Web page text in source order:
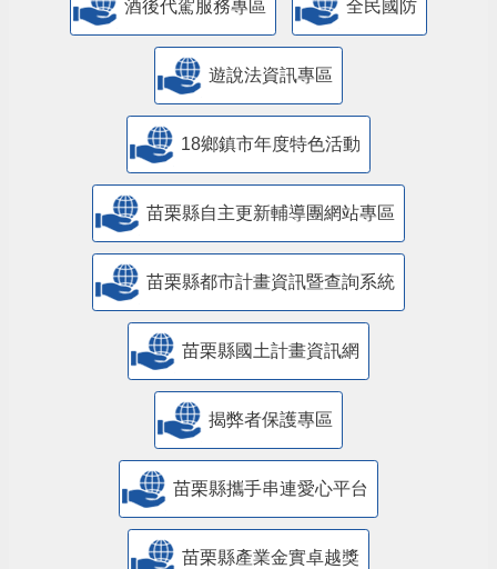
酒後代駕服務專區 全民國防
遊說法資訊專區
18鄉鎮市年度特色活動
苗栗縣自主更新輔導團網站專區
苗栗縣都市計畫資訊暨查詢系統
苗栗縣國土計畫資訊網
揭弊者保護專區
苗栗縣攜手串連愛心平台
苗栗縣產業金實卓越獎